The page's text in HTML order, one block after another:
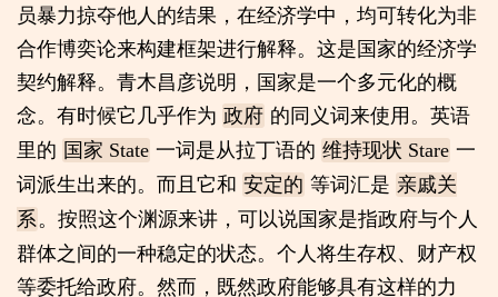
员暴力掠夺他人的结果，在经济学中，均可转化为非
合作博奕论来构建框架进行解释。这是国家的经济学
契约解释。青木昌彦说明，国家是一个多元化的概
念。有时候它几乎作为 政府 的同义词来使用。英语
里的 国家 State 一词是从拉丁语的 维持现状 Stare 一
词派生出来的。而且它和 安定的 等词汇是 亲戚关
系。按照这个渊源来讲，可以说国家是指政府与个人
群体之间的一种稳定的状态。个人将生存权、财产权
等委托给政府。然而，既然政府能够具有这样的力